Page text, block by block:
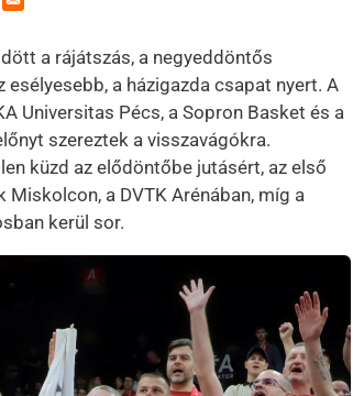
window
a new window
in a new window
a rájátszás, a negyeddöntős
a házigazda csapat nyert. A
Universitas Pécs, a Sopron Basket és a
szereztek a visszavágókra.
küzd az elődöntőbe jutásért, az első
a DVTK Arénában, míg a
kerül sor.